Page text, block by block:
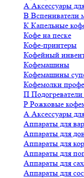
А Аксессуары
В Вспениватели
К Капельные
Кофе на песке
Кофе-принтеры
Кофейный
Кофемашины
Кофемашины
Кофемолки
П
Р Рожковые
А Аксессуары
Аппараты для
Аппараты для
Аппараты для
Аппараты для
Аппараты для
Аппараты для